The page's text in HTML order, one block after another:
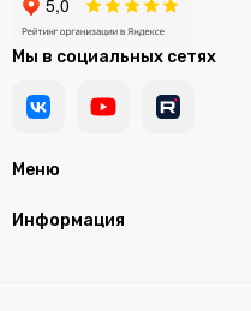
Меню
Информация
Мы в социальных сетях